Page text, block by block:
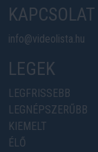
KAPCSOLAT
info@videolista.hu
LEGEK
LEGFRISSEBB
LEGNÉPSZERŰBB
KIEMELT
ÉLŐ